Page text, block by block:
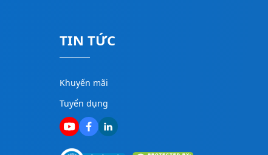
TIN TỨC
Khuyến mãi
Tuyển dụng